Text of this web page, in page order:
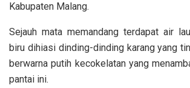
Kabupaten Malang.
Sejauh mata memandang terdapat air
biru dihiasi dinding-dinding karang yang
berwarna putih kecokelatan yang
pantai ini.